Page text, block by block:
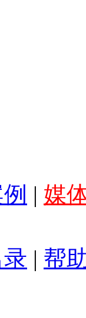
| 媒
| 帮